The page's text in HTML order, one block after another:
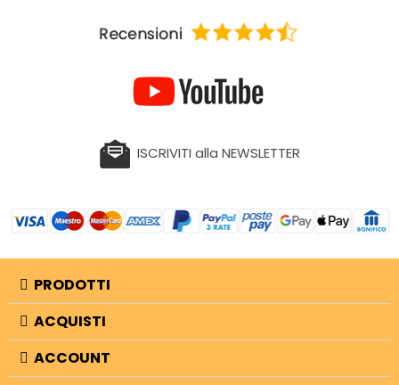
ISCRIVITI alla NEWSLETTER
PRODOTTI
ACQUISTI
ACCOUNT